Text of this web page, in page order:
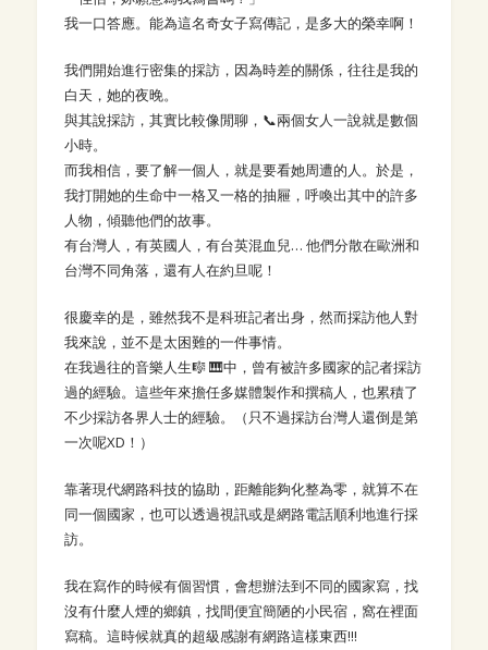
我一口答應。能為這名奇女子寫傳記，是多大的榮幸啊！
我們開始進行密集的採訪，因為時差的關係，往往是我的
白天，她的夜晚。
與其說採訪，其實比較像閒聊，📞兩個女人一說就是數個
小時。
而我相信，要了解一個人，就是要看她周遭的人。於是，
我打開她的生命中一格又一格的抽屜，呼喚出其中的許多
人物，傾聽他們的故事。
有台灣人，有英國人，有台英混血兒… 他們分散在歐洲和
台灣不同角落，還有人在約旦呢！
很慶幸的是，雖然我不是科班記者出身，然而採訪他人對
我來說，並不是太困難的一件事情。
在我過往的音樂人生🎼 🎹中，曾有被許多國家的記者採訪
過的經驗。這些年來擔任多媒體製作和撰稿人，也累積了
不少採訪各界人士的經驗。（只不過採訪台灣人還倒是第
一次呢XD！）
靠著現代網路科技的協助，距離能夠化整為零，就算不在
同一個國家，也可以透過視訊或是網路電話順利地進行採
訪。
我在寫作的時候有個習慣，會想辦法到不同的國家寫，找
沒有什麼人煙的鄉鎮，找間便宜簡陋的小民宿，窩在裡面
寫稿。這時候就真的超級感謝有網路這樣東西!!!